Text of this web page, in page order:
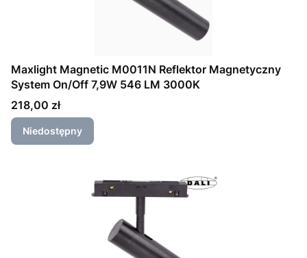
Maxlight Magnetic M0011N Reflektor Magnetyczny
System On/Off 7,9W 546 LM 3000K
Cena
218,00 zł
Niedostępny